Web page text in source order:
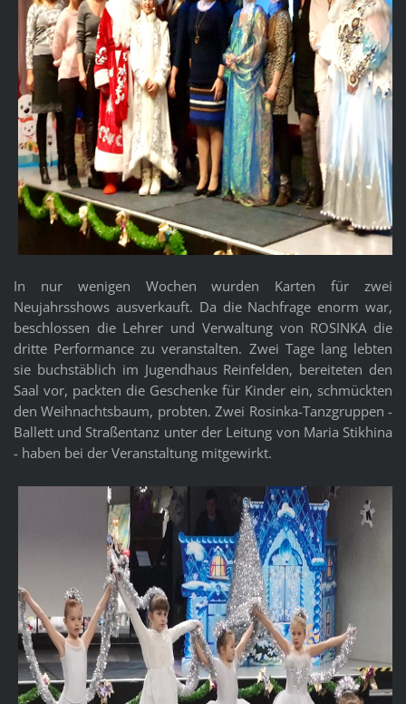
In nur wenigen Wochen wurden Karten für zwei
Neujahrsshows ausverkauft. Da die Nachfrage enorm war,
beschlossen die Lehrer und Verwaltung von ROSINKA die
dritte Performance zu veranstalten. Zwei Tage lang lebten
sie buchstäblich im Jugendhaus Reinfelden, bereiteten den
Saal vor, packten die Geschenke für Kinder ein, schmückten
den Weihnachtsbaum, probten. Zwei Rosinka-Tanzgruppen -
Ballett und Straßentanz unter der Leitung von Maria Stikhina
- haben bei der Veranstaltung mitgewirkt.